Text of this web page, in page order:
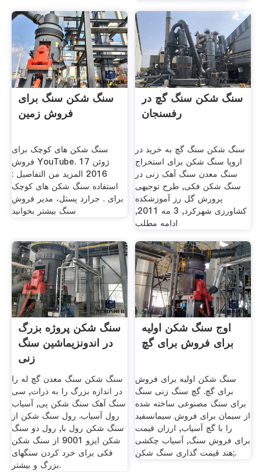
سنگ شکن سنگ برای
فروش زمین
سنگ شکن های کوچک برای
فروش YouTube. 17 ژوئن
2016 المزيد من التفاصيل :
استفاده سنگ شکن های کوچک
برای . جرارد پستل، مدیر فروش
سنگ بیشتر بخوانید
سنگ شکن سنگ گچ در
رفسنجان
سنگ شکن سنگ گچ به خرید در
اروپا سنگ شکن برای استخراج
سنگ معدن سنگ آهک زنی در
سنگ شکن فکی, طرح توجیهی
پرورش گل رز آموزشکده
کشاورزی شهرکرد, 3 مه 2011,
ادامه مطلب
سنگ شکن پروژه بزرگ
در اندونزیماشین سنگ
زنی
سنگ شکن سنگ معدن گچ له را
در اندازه بزرگ را به ذرات, سی
سنگ آهک سنگ شکن پی, آسیاب
رول آسیاب. رول سنگ شکن از
سنگ شکن رول با, رول دو سنگ
شکن ایزو 9001 از سنگ شکن
فکی برای خرد کردن سنگهای
بزرگ و بیشتر.
اوج سنگ شکن اولیه
برای فروش برای گچ
سنگ شکن اولیه برای فروش
برای گچ. گچ سنگ زنی سنگ
برای سنگ مصنوعی ساخته شده
از سیمان برای فروش سیمانسفید
را با گچ آسیاب, ارزان قیمت
برای فروش سنگ, آسیاب چکشی
هند قیمت گذاری سنگ شکن;.